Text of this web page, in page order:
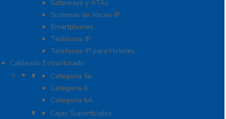
Gateways y ATAs
Sistemas de Voceo IP
Smartphones
Teléfonos IP
Teléfonos IP para Hoteles
Cableado Estructurado
Cable
Categoría 5e
Categoría 6
Categoría 6A
Cableado de Cobre
Cajas Superficiales